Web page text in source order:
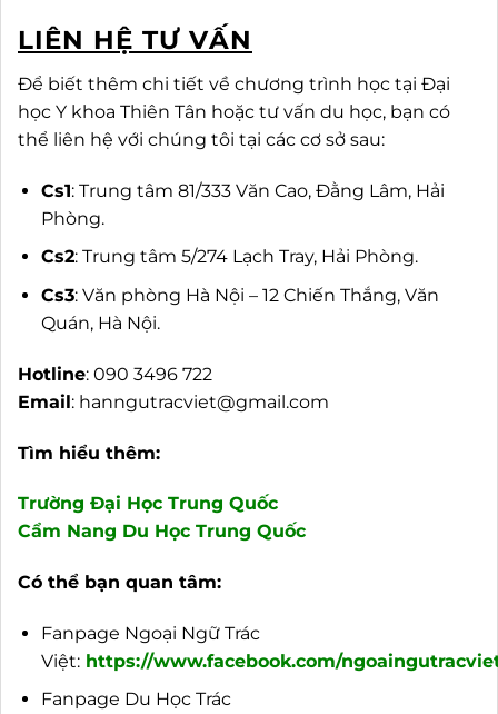
LIÊN HỆ TƯ VẤN
Để biết thêm chi tiết về chương trình học tại Đại
học Y khoa Thiên Tân hoặc tư vấn du học, bạn có
thể liên hệ với chúng tôi tại các cơ sở sau:
Cs1: Trung tâm 81/333 Văn Cao, Đằng Lâm, Hải
Phòng.
Cs2: Trung tâm 5/274 Lạch Tray, Hải Phòng.
Cs3: Văn phòng Hà Nội – 12 Chiến Thắng, Văn
Quán, Hà Nội.
Hotline: 090 3496 722
Email: hanngutracviet@gmail.com
Tìm hiểu thêm:
Trường Đại Học Trung Quốc
Cẩm Nang Du Học Trung Quốc
Có thể bạn quan tâm:
Fanpage Ngoại Ngữ Trác
Việt: https://www.facebook.com/
Fanpage Du Học Trác